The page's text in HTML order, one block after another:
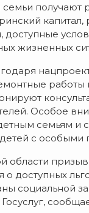
семьи получают
капитал,
доступные
жизненных
работы
Особое
семьям и
с особыми
области
доступных
социальной